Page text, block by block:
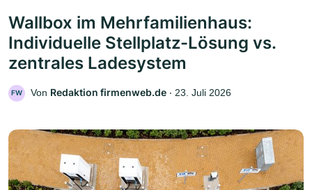
Wallbox im Mehrfamilienhaus:
Individuelle Stellplatz-Lösung vs.
zentrales Ladesystem
FW Von Redaktion firmenweb.de ‧ 23. Juli 2026